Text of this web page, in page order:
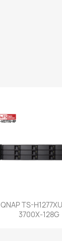
Vista
QNAP TS-
3700X-128G